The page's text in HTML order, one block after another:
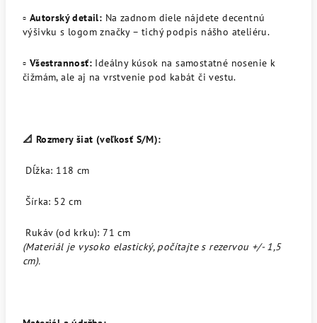
▫️ Autorský detail: Na zadnom diele nájdete decentnú
výšivku s logom značky – tichý podpis nášho ateliéru.
▫️ Všestrannosť: Ideálny kúsok na samostatné nosenie k
čižmám, ale aj na vrstvenie pod kabát či vestu.
📐 Rozmery šiat (veľkosť S/M):
Dĺžka: 118 cm
Šírka: 52 cm
Rukáv (od krku): 71 cm
(Materiál je vysoko elastický, počítajte s rezervou +/- 1,5
cm).